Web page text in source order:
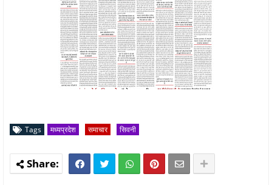
Tags मध्यप्रदेश समाचार सिवनी